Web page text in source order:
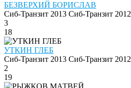
БЕЗВЕРХИЙ БОРИСЛАВ
Сиб-Транзит 2013 Сиб-Транзит 2012
3
18
УТКИН ГЛЕБ
Сиб-Транзит 2013 Сиб-Транзит 2012
2
19